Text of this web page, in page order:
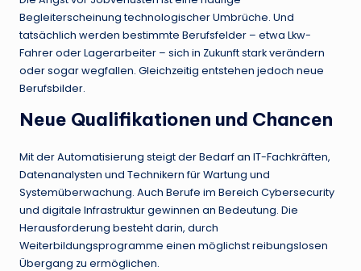
Begleiterscheinung technologischer Umbrüche. Und
tatsächlich werden bestimmte Berufsfelder – etwa Lkw-
Fahrer oder Lagerarbeiter – sich in Zukunft stark verändern
oder sogar wegfallen. Gleichzeitig entstehen jedoch neue
Berufsbilder.
Neue Qualifikationen und Chancen
Mit der Automatisierung steigt der Bedarf an IT-Fachkräften,
Datenanalysten und Technikern für Wartung und
Systemüberwachung. Auch Berufe im Bereich Cybersecurity
und digitale Infrastruktur gewinnen an Bedeutung. Die
Herausforderung besteht darin, durch
Weiterbildungsprogramme einen möglichst reibungslosen
Übergang zu ermöglichen.